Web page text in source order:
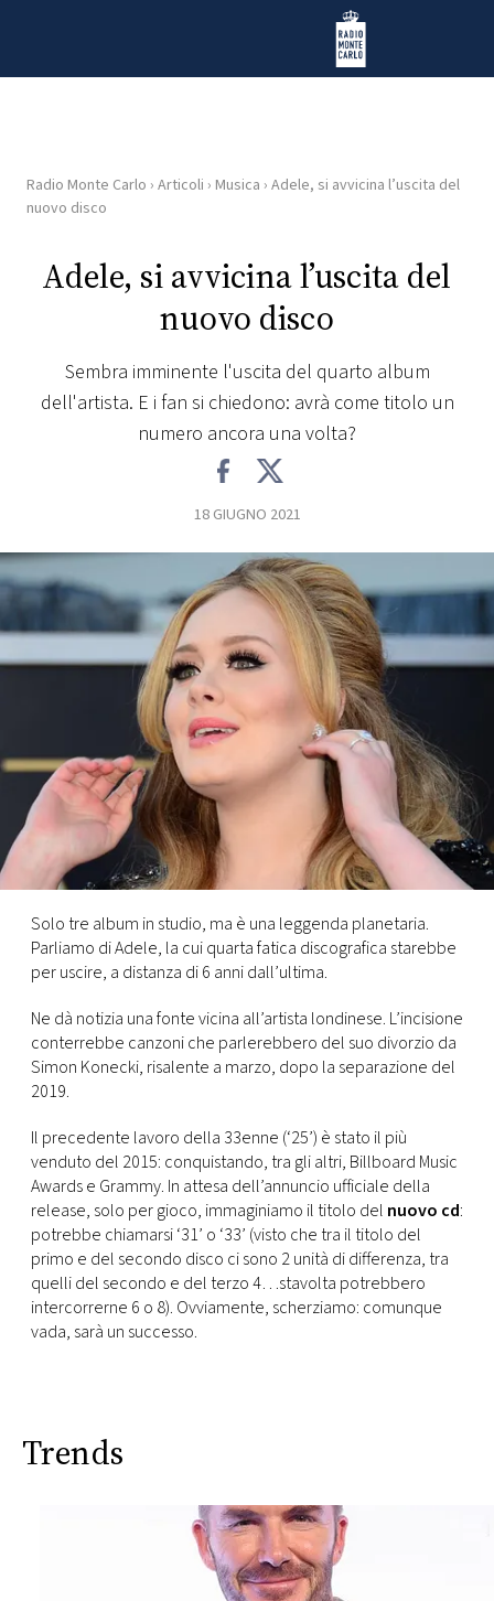
Radio Monte Carlo
HOME
RADIO
PLAYLIST
CONCORSI
EVENTI
TV
PRINCIPATO
DI
RMC
Radio Monte Carlo › Articoli › Musica › Adele, si avvicina l’uscita del
nuovo disco
Adele, si avvicina l’uscita del
nuovo disco
Sembra imminente l'uscita del quarto album
dell'artista. E i fan si chiedono: avrà come titolo un
numero ancora una volta?
18 GIUGNO 2021
Solo tre album in studio, ma è una leggenda planetaria.
Parliamo di Adele, la cui quarta fatica discografica starebbe
per uscire, a distanza di 6 anni dall’ultima.
Ne dà notizia una fonte vicina all’artista londinese. L’incisione
conterrebbe canzoni che parlerebbero del suo divorzio da
Simon Konecki, risalente a marzo, dopo la separazione del
2019.
Il precedente lavoro della 33enne (‘25’) è stato il più
venduto del 2015: conquistando, tra gli altri, Billboard Music
Awards e Grammy. In attesa dell’annuncio ufficiale della
release, solo per gioco, immaginiamo il titolo del nuovo cd:
potrebbe chiamarsi ‘31’ o ‘33’ (visto che tra il titolo del
primo e del secondo disco ci sono 2 unità di differenza, tra
quelli del secondo e del terzo 4…stavolta potrebbero
intercorrerne 6 o 8). Ovviamente, scherziamo: comunque
vada, sarà un successo.
Trends